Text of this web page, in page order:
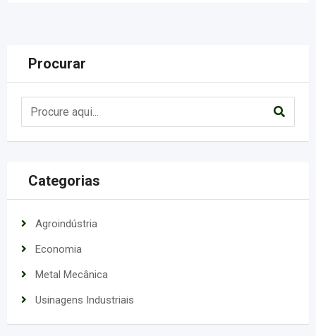
Procurar
Categorias
Agroindústria
Economia
Metal Mecânica
Usinagens Industriais